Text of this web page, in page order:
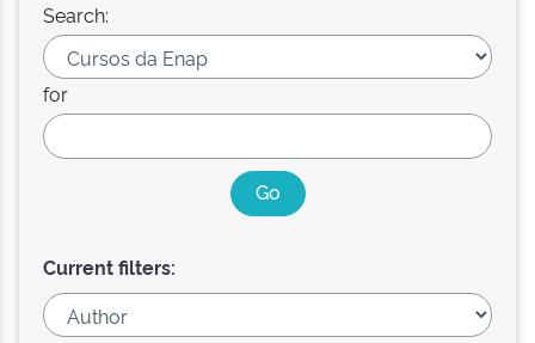
Search:
for
Current filters: